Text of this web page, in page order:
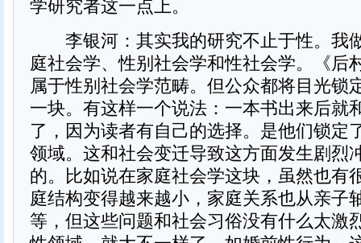
学研究者这一点上。
李银河：其实我的研究不止于性。我
庭社会学、性别社会学和性社会学。《后
属于性别社会学范畴。但公众都将目光锁
一块。有这样一个说法：一本书出来后就
了，因为读者有自己的选择。是他们锁定
领域。这和社会变迁导致这方面发生剧烈
的。比如说在家庭社会学这块，虽然也有
庭结构变得越来越小，家庭关系也从亲子
等，但这些问题和社会习俗没有什么太激